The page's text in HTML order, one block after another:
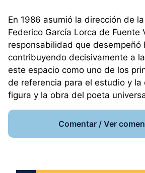
En 1986 asumió la dirección de
Federico García Lorca de Fuente
responsabilidad que desempeñó
contribuyendo decisivamente a
este espacio como uno de los
de referencia para el estudio y la
figura y la obra del poeta
Comentar / Ver